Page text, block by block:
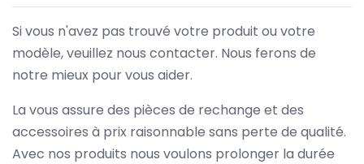
Si vous n'avez pas trouvé votre produit ou votre
modèle, veuillez nous contacter. Nous ferons de
notre mieux pour vous aider.
La vous assure des pièces de rechange et des
accessoires à prix raisonnable sans perte de qualité.
Avec nos produits nous voulons prolonger la durée